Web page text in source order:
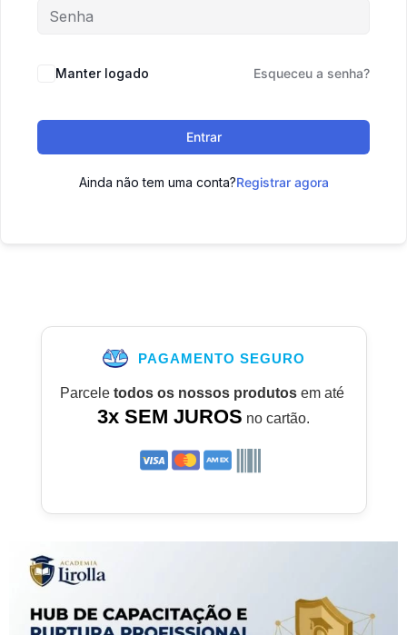
Manter logado Esqueceu a senha?
Entrar
Ainda não tem uma conta?Registrar agora
PAGAMENTO SEGURO
Parcele todos os nossos produtosem até
3x SEM JUROS no cartão.